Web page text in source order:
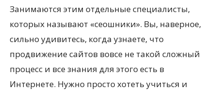
Занимаются этим отдельные специалисты,
которых называют «сеошники». Вы, наверное,
сильно удивитесь, когда узнаете, что
продвижение сайтов вовсе не такой сложный
процесс и все знания для этого есть в
Интернете. Нужно просто хотеть учиться и